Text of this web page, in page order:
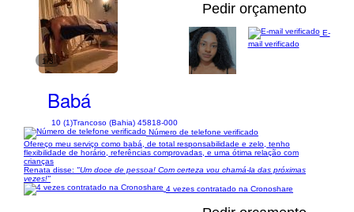
1/3
Pedir orçamento
Babá
10 (1)Trancoso (Bahia) 45818-000
E-
mail verificado
Número de telefone verificado
Ofereço meu serviço como babá, de total responsabilidade e zelo, tenho
flexibilidade de horário, referências comprovadas, e uma ótima relação com
crianças
Renata disse: "Um doce de pessoa! Com certeza vou chamá-la das próximas
vezes!"
4 vezes contratado na Cronoshare